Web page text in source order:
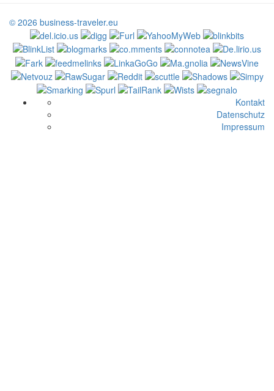
© 2026 business-traveler.eu
Kontakt
Datenschutz
Impressum